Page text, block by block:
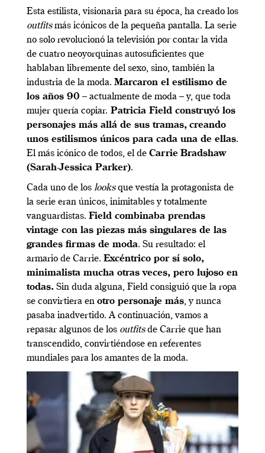
Esta estilista, visionaria para su época, ha creado los
outfitsmás icónicos de la pequeña pantalla. La serie
no solo revolucionó la televisión por contar la vida
de cuatro neoyorquinas autosuficientes que
hablaban libremente del sexo, sino, también la
industria de la moda. Marcaron el estilismo de
los años 90 – actualmente de moda – y, que toda
mujer quería copiar. Patricia Field construyó los
personajes más allá de sus tramas, creando
unos estilismos únicos para cada una de ellas.
El más icónico de todos, el de Carrie Bradshaw
(Sarah-Jessica Parker).
Cada uno de los looksque vestía la protagonista de
la serie eran únicos, inimitables y totalmente
vanguardistas. Field combinaba prendas
vintage con las piezas más singulares de las
grandes firmas de moda. Su resultado: el
armario de Carrie. Excéntrico por sí solo,
minimalista mucha otras veces, pero lujoso en
todas. Sin duda alguna, Field consiguió que la ropa
se convirtiera en otro personaje más, y nunca
pasaba inadvertido. A continuación, vamos a
repasar algunos de los outfitsde Carrie que han
transcendido, convirtiéndose en referentes
mundiales para los amantes de la moda.